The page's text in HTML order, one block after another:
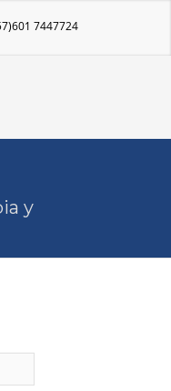
7447724
y